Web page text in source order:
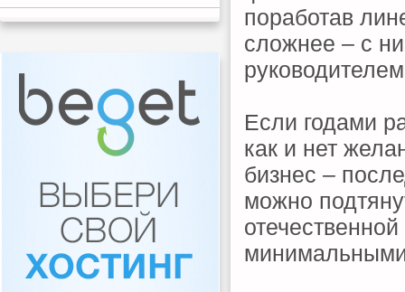
поработав
сложнее – с
Если годами
как и нет
бизнес –
можно